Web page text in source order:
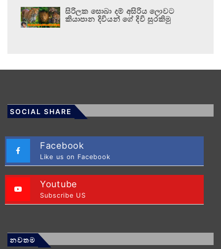
සිරිලක සොබා දම් අසිරිය ලොවට
කියාපාන දිවියන් ගේ දිවි සුරකිමු
SOCIAL SHARE
Facebook
Like us on Facebook
Youtube
Subscribe US
නවතම